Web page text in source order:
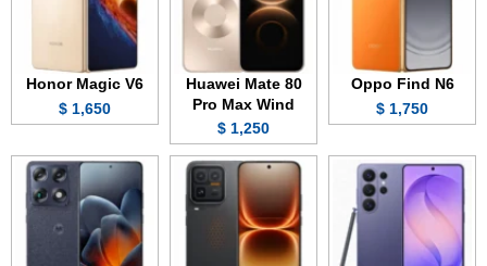
Oppo Find N6
1,750 $
Huawei Mate 80
Pro Max Wind
1,250 $
Honor Magic V6
1,650 $